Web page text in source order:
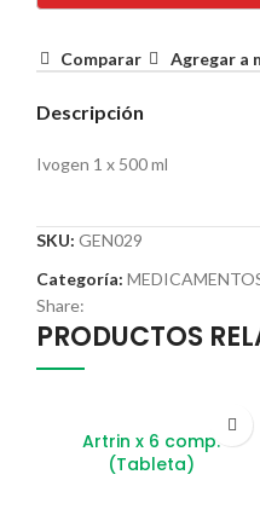
Comparar Agregar a
Descripción
Ivogen 1 x 500 ml
SKU: GEN029
Categoría:
Share:
PRODUCTOS
Artrin x 6 comp.
(Tableta)